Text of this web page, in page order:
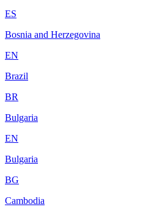
ES
Bosnia and Herzegovina
EN
Brazil
BR
Bulgaria
EN
Bulgaria
BG
Cambodia